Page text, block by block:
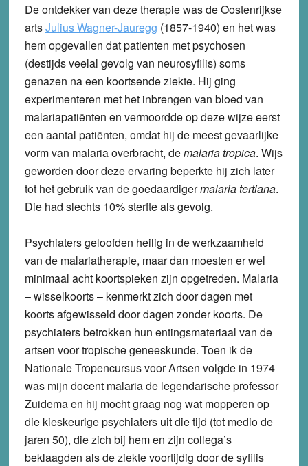
De ontdekker van deze therapie was de Oostenrijkse
artsJulius Wagner-Jauregg (1857-1940) en het was
hem opgevallen dat patienten met psychosen
(destijds veelal gevolg van neurosyfilis) soms
genazen na een koortsende ziekte. Hij ging
experimenteren met het inbrengen van bloed van
malariapatiënten en vermoordde op deze wijze eerst
een aantal patiënten, omdat hij de meest gevaarlijke
vorm van malaria overbracht, demalaria tropica. Wijs
geworden door deze ervaring beperkte hij zich later
tot het gebruik van de goedaardigermalaria tertiana.
Die had slechts 10% sterfte als gevolg.
Psychiaters geloofden heilig in de werkzaamheid
van de malariatherapie, maar dan moesten er wel
minimaal acht koortspieken zijn opgetreden. Malaria
– wisselkoorts – kenmerkt zich door dagen met
koorts afgewisseld door dagen zonder koorts. De
psychiaters betrokken hun entingsmateriaal van de
artsen voor tropische geneeskunde. Toen ik de
Nationale Tropencursus voor Artsen volgde in 1974
was mijn docent malaria de legendarische professor
Zuidema en hij mocht graag nog wat mopperen op
die kieskeurige psychiaters uit die tijd (tot medio de
jaren 50), die zich bij hem en zijn collega’s
beklaagden als de ziekte voortijdig door de syfilis